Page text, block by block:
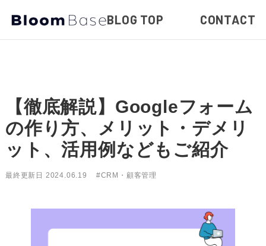
BLOG TOP CONTACT
【徹底解説】Googleフォーム
の作り方、メリット・デメリ
ット、活用例などもご紹介
最終更新日 2024.06.19 #CRM・顧客管理